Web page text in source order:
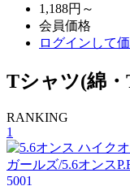
1,188円～
会員価格
ログイン して
Tシャツ(綿
RANKING
1
5001